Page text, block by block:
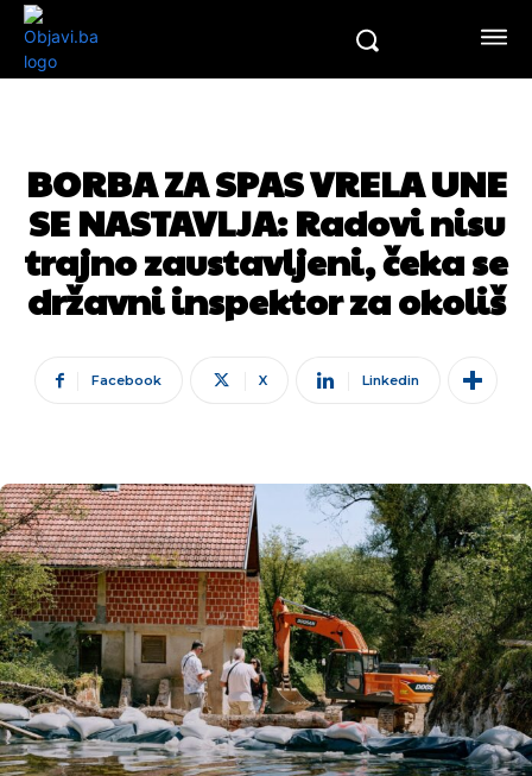
BORBA ZA SPAS VRELA UNE
SE NASTAVLJA: Radovi nisu
trajno zaustavljeni, čeka se
državni inspektor za okoliš
Facebook X Linkedin